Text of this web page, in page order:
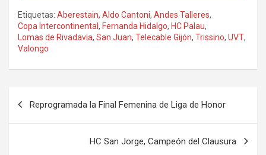
Etiquetas: Aberestain, Aldo Cantoni, Andes Talleres,
Copa Intercontinental , Fernanda Hidalgo, HC Palau,
Lomas de Rivadavia, San Juan, Telecable Gijón, Trissino, UVT,
Valongo
Reprogramada la Final Femenina de Liga de Honor
HC San Jorge, Campeón del Clausura